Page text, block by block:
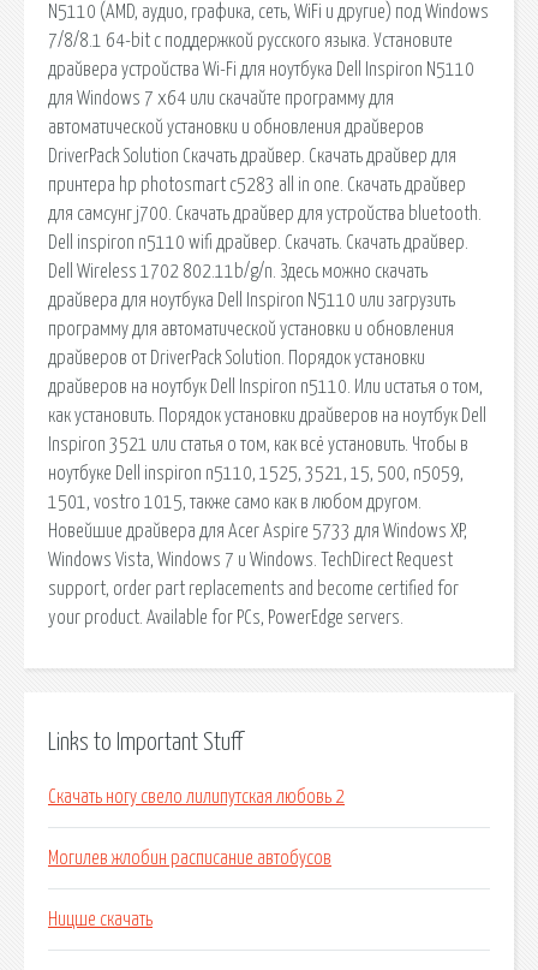
N5110 (AMD, аудио, графика, сеть, WiFi и другие) под Windows
7/8/8.1 64-bit с поддержкой русского языка. Установите
драйвера устройства Wi-Fi для ноутбука Dell Inspiron N5110
для Windows 7 x64 или скачайте программу для
автоматической установки и обновления драйверов
DriverPack Solution Скачать драйвер. Скачать драйвер для
принтера hp photosmart c5283 all in one. Скачать драйвер
для самсунг j700. Скачать драйвер для устройства bluetooth.
Dell inspiron n5110 wifi драйвер. Скачать. Скачать драйвер.
Dell Wireless 1702 802.11b/g/n. Здесь можно скачать
драйвера для ноутбука Dell Inspiron N5110 или загрузить
программу для автоматической установки и обновления
драйверов от DriverPack Solution. Порядок установки
драйверов на ноутбук Dell Inspiron n5110. Или истатья о том,
как установить. Порядок установки драйверов на ноутбук Dell
Inspiron 3521 или статья о том, как всё установить. Чтобы в
ноутбуке Dell inspiron n5110, 1525, 3521, 15, 500, n5059,
1501, vostro 1015, также само как в любом другом.
Новейшие драйвера для Acer Aspire 5733 для Windows XP,
Windows Vista, Windows 7 и Windows. TechDirect Request
support, order part replacements and become certified for
your product. Available for PCs, PowerEdge servers.
Links to Important Stuff
Скачать ногу свело лилипутская любовь 2
Могилев жлобин расписание автобусов
Ницше скачать